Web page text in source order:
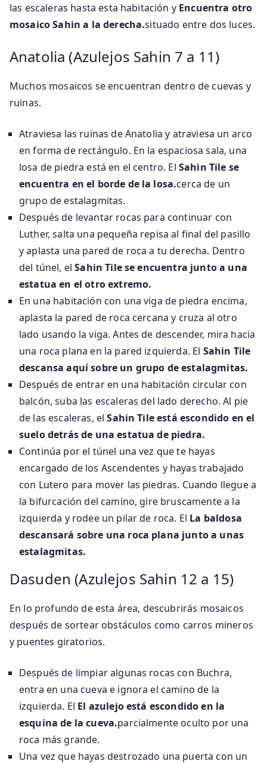
las escaleras hasta esta habitación y Encuentra otro
mosaico Sahin a la derecha.situado entre dos luces.
Anatolia (Azulejos Sahin 7 a 11)
Muchos mosaicos se encuentran dentro de cuevas y
ruinas.
Atraviesa las ruinas de Anatolia y atraviesa un arco
en forma de rectángulo. En la espaciosa sala, una
losa de piedra está en el centro. El Sahin Tile se
encuentra en el borde de la losa.cerca de un
grupo de estalagmitas.
Después de levantar rocas para continuar con
Luther, salta una pequeña repisa al final del pasillo
y aplasta una pared de roca a tu derecha. Dentro
del túnel, elSahin Tile se encuentra junto a una
estatua en el otro extremo.
En una habitación con una viga de piedra encima,
aplasta la pared de roca cercana y cruza al otro
lado usando la viga. Antes de descender, mira hacia
una roca plana en la pared izquierda. El Sahin Tile
descansa aquí sobre un grupo de estalagmitas.
Después de entrar en una habitación circular con
balcón, suba las escaleras del lado derecho. Al pie
de las escaleras, elSahin Tile está escondido en el
suelo detrás de una estatua de piedra.
Continúa por el túnel una vez que te hayas
encargado de los Ascendentes y hayas trabajado
con Lutero para mover las piedras. Cuando llegue a
la bifurcación del camino, gire bruscamente a la
izquierda y rodee un pilar de roca. El La baldosa
descansará sobre una roca plana junto a unas
estalagmitas.
Dasuden (Azulejos Sahin 12 a 15)
En lo profundo de esta área, descubrirás mosaicos
después de sortear obstáculos como carros mineros
y puentes giratorios.
Después de limpiar algunas rocas con Buchra,
entra en una cueva e ignora el camino de la
izquierda. El El azulejo está escondido en la
esquina de la cueva.parcialmente oculto por una
roca más grande.
Una vez que hayas destrozado una puerta con un